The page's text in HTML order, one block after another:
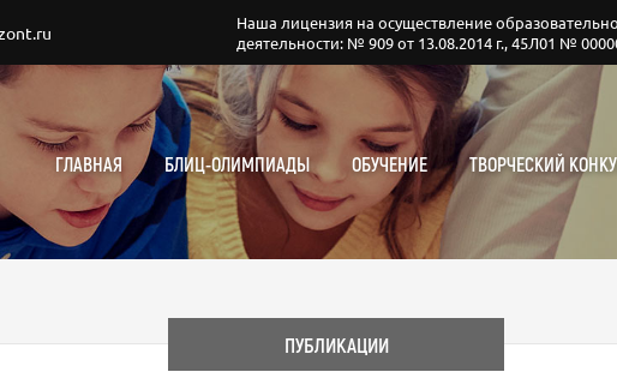
Наша лицензия на осуществление
деятельности: № 909 от 13.08.2014 г., 45Л01 №
ГЛАВНАЯ БЛИЦ-ОЛИМПИАДЫ ОБУЧЕНИЕ ТВОРЧЕСКИЙ
ПУБЛИКАЦИИ